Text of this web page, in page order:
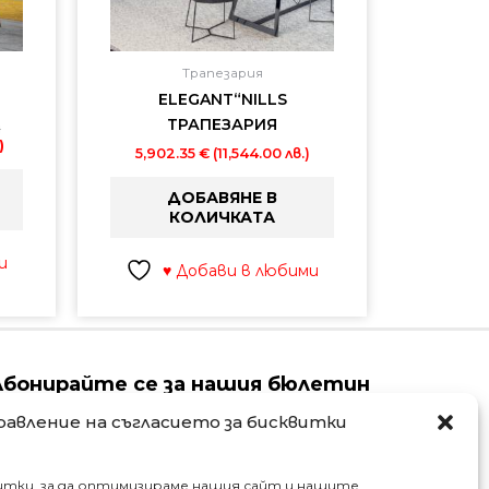
на съгласието за бисквитки
за да оптимизираме нашия сайт и нашите
Трапезария
ELEGANT“NILLS
ТРАПЕЗАРИЯ
5,902.35 € (11,544.00 лв.)
ДОБАВЯНЕ В
КОЛИЧКАТА
♥ Добави в любими
се за нашия бюлетин
Email